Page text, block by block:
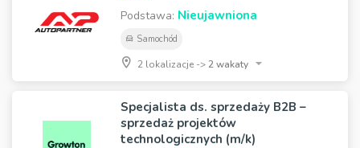
Podstawa: Nieujawniona
Samochód
2 lokalizacje ->2 wakaty
Specjalista ds. sprzedaży B2B –
sprzedaż projektów
technologicznych (m/k)